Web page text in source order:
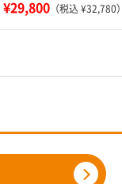
¥29,800 （税込 ¥32,780）